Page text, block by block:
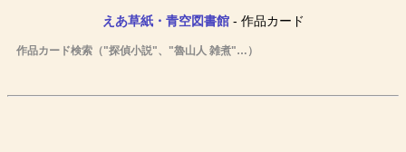
えあ草紙・青空図書館- 作品カード
作品カード検索（"探偵小説"、"魯山人 雑煮"…）